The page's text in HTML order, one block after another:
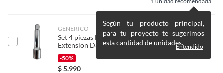
Largo 375mm
1cm
Según tu producto principal,
para tu proyecto te sugerimos
esta cantidad de unidades.Entendido
GENERICO
Set 4 piezas Herramientas Llave Trinquete
Extension Dados
-50%
$5.990